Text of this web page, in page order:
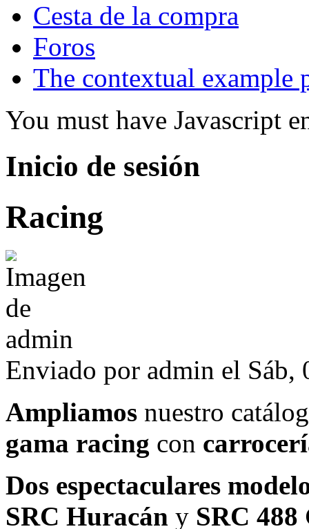
Cesta de la compra
Foros
The contextual example
You must have Javascript
Inicio de sesión
Racing
Enviado por admin el Sáb,
Ampliamos nuestro
gama racing con
Dos espectaculares
SRC Huracán y SRC 488